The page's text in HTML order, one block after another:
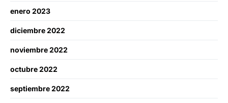
enero 2023
diciembre 2022
noviembre 2022
octubre 2022
septiembre 2022